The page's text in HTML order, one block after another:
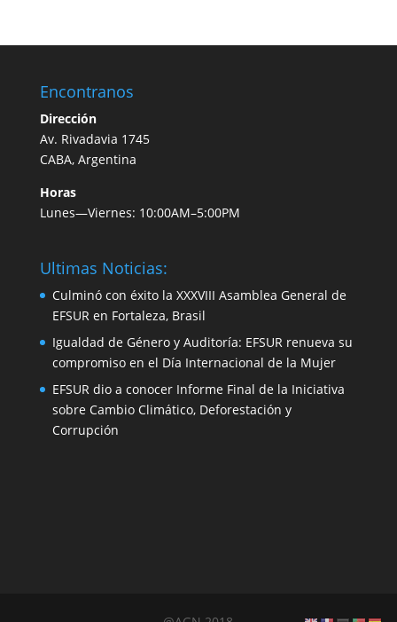
Encontranos
Dirección
Av. Rivadavia 1745
CABA, Argentina
Horas
Lunes—Viernes: 10:00AM–5:00PM
Ultimas Noticias:
Culminó con éxito la XXXVIII Asamblea General de
EFSUR en Fortaleza, Brasil
Igualdad de Género y Auditoría: EFSUR renueva su
compromiso en el Día Internacional de la Mujer
EFSUR dio a conocer Informe Final de la Iniciativa
sobre Cambio Climático, Deforestación y
Corrupción